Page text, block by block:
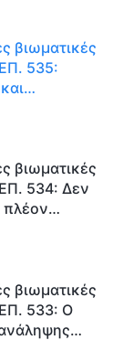
βιωματικές
535:
βιωματικές
534: Δεν
πλέον
βιωματικές
ΕΠ. 533: Ο